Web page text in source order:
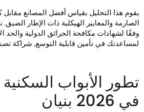
هذا التحليل بقياس أفضل المصانع مقابل
والمعايير الهيكلية ذات الإطار الضيق.
لشهادات مكافحة الحرائق الدولية والحد
في تأمين قابلية التوسع, شراكة تصنيع
الأبواب
بنيان